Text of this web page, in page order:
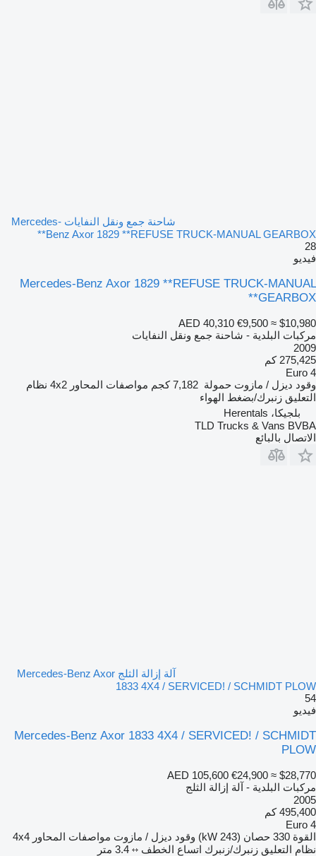
شاحنة جمع ونقل النفايات Mercedes-
Benz Axor 1829 **REFUSE TRUCK-MANUAL GEARBOX**
28
فيديو
Mercedes-Benz Axor 1829 **REFUSE TRUCK-MANUAL
GEARBOX**
AED 40,310 €9,500 ≈ $10,980
مركبات البلدية - شاحنة جمع ونقل النفايات
2009
275,425 كم
Euro 4
وقود ديزل / مازوت حمولة 7,182 كجم مواصفات المحاور 4x2 نظام
التعليق زنبرك/بضغط الهواء
بلجيكا، Herentals
TLD Trucks & Vans BVBA
الاتصال بالبائع
آلة إزالة الثلج Mercedes-Benz Axor
1833 4X4 / SERVICED! / SCHMIDT PLOW
54
فيديو
Mercedes-Benz Axor 1833 4X4 / SERVICED! / SCHMIDT
PLOW
AED 105,600 €24,900 ≈ $28,770
مركبات البلدية - آلة إزالة الثلج
2005
495,400 كم
Euro 4
القوة 330 حصان (243 kW) وقود ديزل / مازوت مواصفات المحاور 4x4
نظام التعليق زنبرك/زنبرك اتساع الخطف
3.4 متر